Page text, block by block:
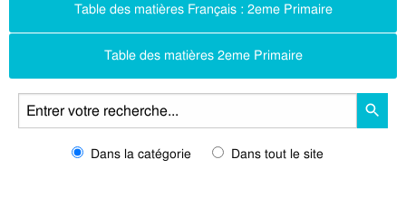
Table des matières Français : 2eme Primaire
Table des matières 2eme Primaire
Dans la catégorie Dans tout le site